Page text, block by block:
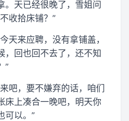
。天已经很晚了，雪姐问
收拾床铺？”
天来应聘，没有拿铺盖，
，回也回不去了，还不知
”
吧，要不嫌弃的话，咱们
床上凑合一晚吧，明天你
可以。”